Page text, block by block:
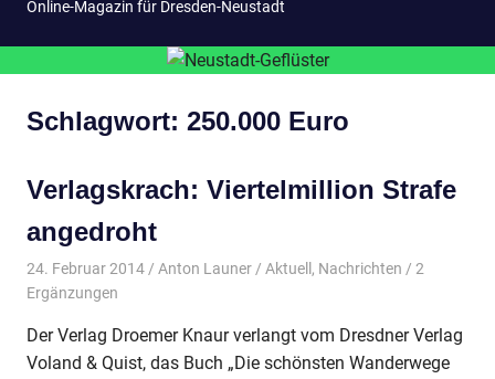
Online-Magazin für Dresden-Neustadt
Schlagwort: 250.000 Euro
Verlagskrach: Viertelmillion Strafe
angedroht
24. Februar 2014 Anton Launer Aktuell , Nachrichten / 2
Ergänzungen
Der Verlag Droemer Knaur verlangt vom Dresdner Verlag
Voland & Quist, das Buch „Die schönsten Wanderwege